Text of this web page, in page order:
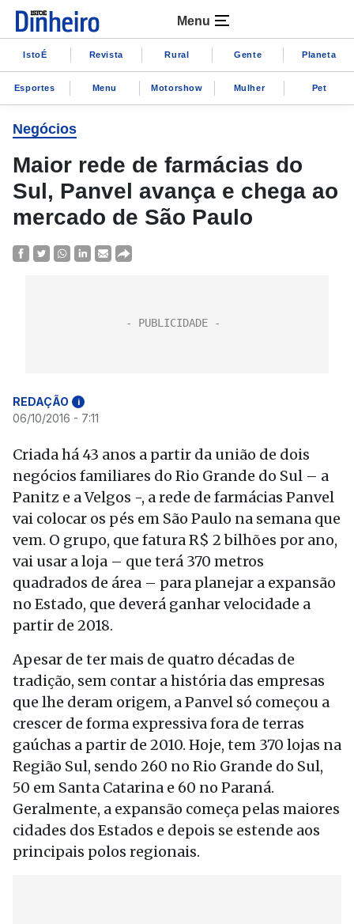
Menu
IstoÉ Revista Rural Gente Planeta
Esportes Menu Motorshow Mulher Pet
Negócios
Maior rede de farmácias do
Sul, Panvel avança e chega ao
mercado de São Paulo
REDAÇÃO i
06/10/2016 - 7:11
Criada há 43 anos a partir da união de dois
negócios familiares do Rio Grande do Sul – a
Panitz e a Velgos -, a rede de farmácias Panvel
vai colocar os pés em São Paulo na semana que
vem. O grupo, que fatura R$ 2 bilhões por ano,
vai usar a loja – que terá 370 metros
quadrados de área – para planejar a expansão
no Estado, que deverá ganhar velocidade a
partir de 2018.
Apesar de ter mais de quatro décadas de
tradição, sem contar a história das empresas
que lhe deram origem, a Panvel só começou a
crescer de forma expressiva fora de terras
gaúchas a partir de 2010. Hoje, tem 370 lojas na
Região Sul, sendo 260 no Rio Grande do Sul,
50 em Santa Catarina e 60 no Paraná.
Geralmente, a expansão começa pelas maiores
cidades dos Estados e depois se estende aos
principais polos regionais.